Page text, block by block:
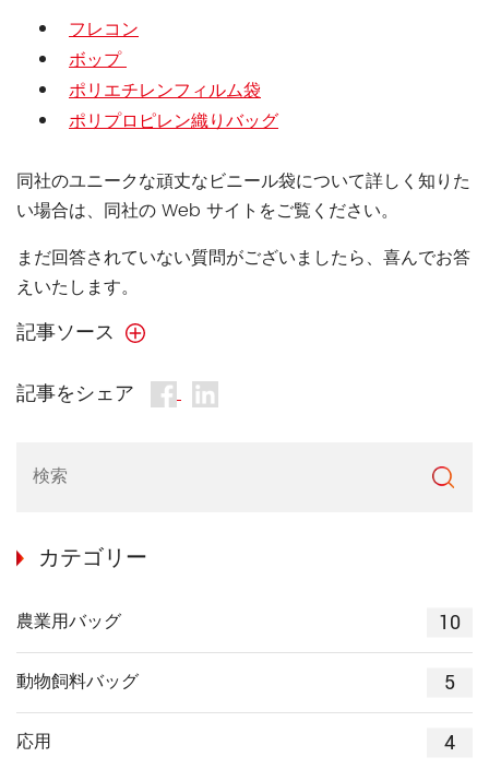
フレコン
ボップ
ポリエチレンフィルム袋
ポリプロピレン織りバッグ
同社のユニークな頑丈なビニール袋について詳しく知りた
い場合は、同社の Web サイトをご覧ください。
まだ回答されていない質問がございましたら、喜んでお答
えいたします。
記事ソース
記事をシェア
カテゴリー
農業用バッグ 10
動物飼料バッグ 5
応用 4